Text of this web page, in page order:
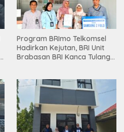
Program BRImo Telkomsel
Hadirkan Kejutan, BRI Unit
Brabasan BRI Kanca Tulang
Mesuji